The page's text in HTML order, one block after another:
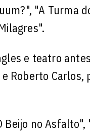
"A Turma
e teatro
Roberto Carlos,
Beijo no Asfalto",